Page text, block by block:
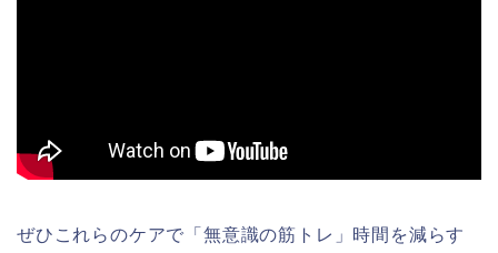
ぜひこれらのケアで「無意識の筋トレ」時間を減らす